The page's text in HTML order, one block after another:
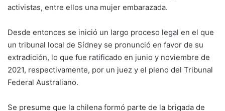
activistas, entre ellos una mujer embarazada.
Desde entonces se inició un largo proceso legal en el que
un tribunal local de Sídney se pronunció en favor de su
extradición, lo que fue ratificado en junio y noviembre de
2021, respectivamente, por un juez y el pleno del Tribunal
Federal Australiano.
Se presume que la chilena formó parte de la brigada de